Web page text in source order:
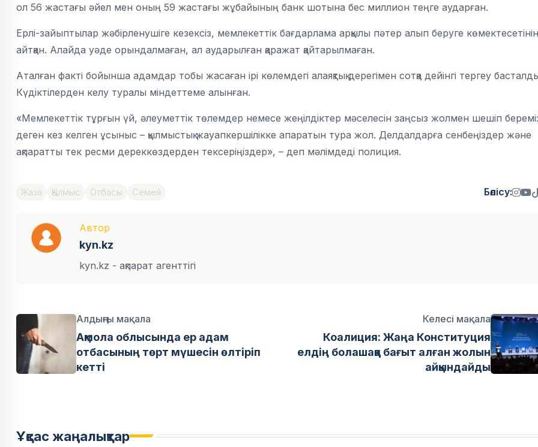
ол 56 жастағы әйел мен оның 59 жастағы жұбайының банк шотына бес миллион теңге аударған.
Ерлі-зайыптылар жәбірленушіге кезексіз, мемлекеттік бағдарлама арқылы пәтер алып беруге көмектесетінін
айтқан. Алайда уәде орындалмаған, ал аударылған қаражат қайтарылмаған.
Аталған факті бойынша адамдар тобы жасаған ірі көлемдегі алаяқтық дерегімен сотқа дейінгі тергеу
Күдіктілерден келу туралы міндеттеме алынған.
«Мемлекеттік тұрғын үй, әлеуметтік төлемдер немесе жеңілдіктер мәселесін заңсыз жолмен шешіп
деген кез келген ұсыныс – қылмыстық жауапкершілікке апаратын тура жол. Делдалдарға сенбеңіздер және
ақпаратты тек ресми дереккөздерден тексеріңіздер», – деп мәлімдеді полиция.
Жаза Қылмыс Отбасы Семей Бөлісу:
Автор
kyn.kz
kyn.kz - ақпарат агенттігі
Алдыңғы мақала
Ақмола облысында ер адам
отбасының төрт мүшесін өлтіріп
кетті
Келесі мақала
Коалиция: Жаңа Конституция
елдің болашаққа бағыт алған жолын
айқындайды
Ұқсас жаңалықтар